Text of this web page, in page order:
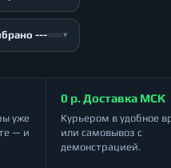
--- ▾
уже
— и
0 р. Доставка МСК
Курьером в удобное
или самовывоз с
демонстрацией.